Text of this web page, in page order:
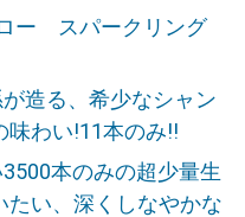
ー スパークリング
造る、希少なシャン
味わい!11本のみ!!
本のみの超少量生
たい、深くしなやかな